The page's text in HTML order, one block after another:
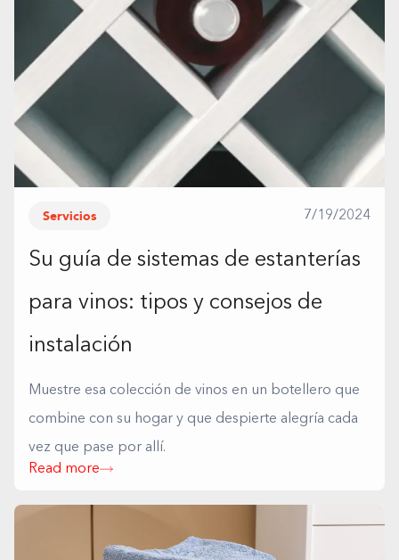
Servicios 7/19/2024
Su guía de sistemas de estanterías
para vinos: tipos y consejos de
instalación
Muestre esa colección de vinos en un botellero que
combine con su hogar y que despierte alegría cada
vez que pase por allí.
Read more